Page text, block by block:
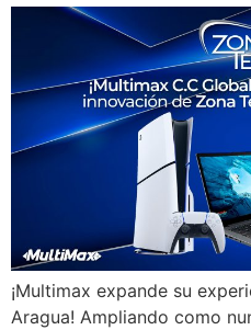
¡Multimax expande su
Aragua! Ampliando como